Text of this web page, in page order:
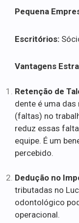
Pequena
Escritórios:
Vantagens
Retenção de
dente é uma
(faltas) no
reduz essas
equipe. É um
percebido.
Dedução no
tributadas no
odontológico
operacional.